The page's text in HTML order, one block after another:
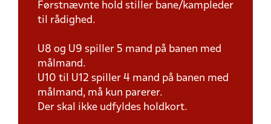
Førstnævnte hold stiller bane/kampleder
til rådighed.
U8 og U9 spiller 5 mand på banen med
målmand.
U10 til U12 spiller 4 mand på banen med
målmand, må kun parerer.
Der skal ikke udfyldes holdkort.